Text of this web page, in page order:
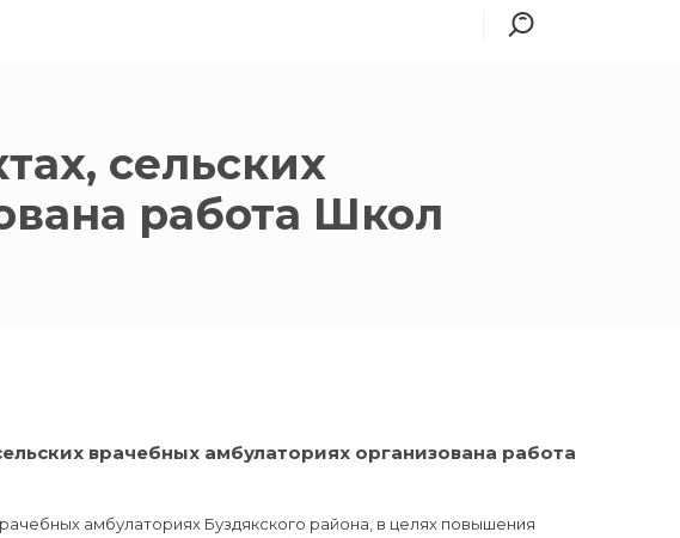
сельских
работа Школ
врачебных амбулаториях организована работа
амбулаториях Буздякского района, в целях повышения